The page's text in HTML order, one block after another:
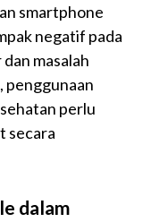
smartphone
negatif pada
masalah
penggunaan
perlu
secara
dalam